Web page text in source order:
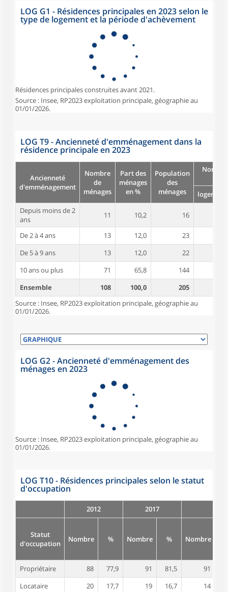
LOG G1 - Résidences principales en 2023 selon le
type de logement et la période d'achèvement
Résidences principales construites avant 2021.
Source : Insee, RP2023 exploitation principale, géographie au
01/01/2026.
LOG T9 - Ancienneté d'emménagement dans la
résidence principale en 2023
Ancienneté
d'emménagement
Nombre
de
ménages
Part des
ménages
en %
Population
des
ménages
logement
Depuis moins de 2
ans
11 10,2 16
De 2 à 4 ans 13 12,0 23
De 5 à 9 ans
13 12,0 22
10 ans ou plus
71 65,8 144
Ensemble
108 100,0 205
Source : Insee, RP2023 exploitation principale, géographie au
01/01/2026.
LOG G2 - Ancienneté d'emménagement des
ménages en 2023
Source : Insee, RP2023 exploitation principale, géographie au
01/01/2026.
LOG T10 - Résidences principales selon le statut
d'occupation
2012 2017
Statut
d'occupation
Nombre % Nombre % Nombre
Propriétaire 88 77,9 91 81,5 91
Locataire
20 17,7 19 16,7 14